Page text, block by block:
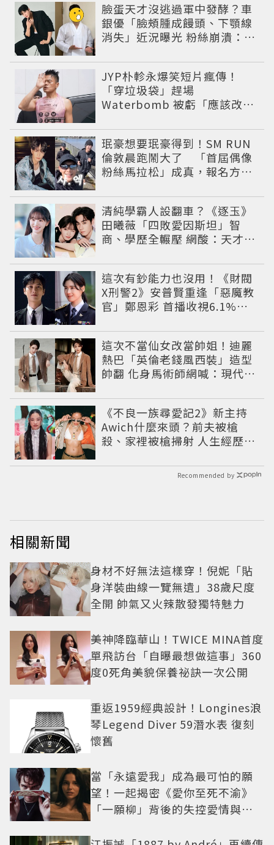
臉蛋天才沒逃過軍中發酵？車
銀優「臉頰腫成饅頭、下顎線
消失」近況曝光 粉絲崩潰：空
JYP朴軫永爆笑短片瘋傳！
「穿垃圾袋」趕場
Waterbomb 被虧「應該改名
珉豪想要珉豪得到！SM RUN
倫敦晨跑鬧大了 「首屆偶像
粉絲馬拉松」成真，報名方式
清純學霸人設翻車？《逐玉》
田曦薇「四敗愛因斯坦」智
商、學歷全輾壓 網酸：天才全
這次有鈔能力也沒用！《財閥
X刑警2》安普賢重逢「惡魔教
官」鄭恩彩 首播收視6.1%超
這次不當仙女改當帥姐！迪麗
熱巴「英倫老錢風西裝」造型
帥翻 化身馬術師網喊：現代版
《不良一族尋愛記2》新主持
Awich什麼來頭？前夫被槍
殺、家裡被槍掃射 人生經歷比
Recommended by
相關新聞
身材不好無法這樣穿！倪妮「貼
身洋裝曲線一覽無遺」38歲尺度
全開 帥氣又火辣散發獨特魅力
美神降臨華山！TWICE MINA首度
單飛訪台「自曝最想做這事」360
度0死角美貌保養祕訣一次公開
重返1959經典設計！Longines浪
琴Legend Diver 59潛水表 復刻
懷舊
當「永遠愛我」成為最可怕的願
望！一起揭密《愛你至死不渝》
「一願柳」背後的失控愛情與爆